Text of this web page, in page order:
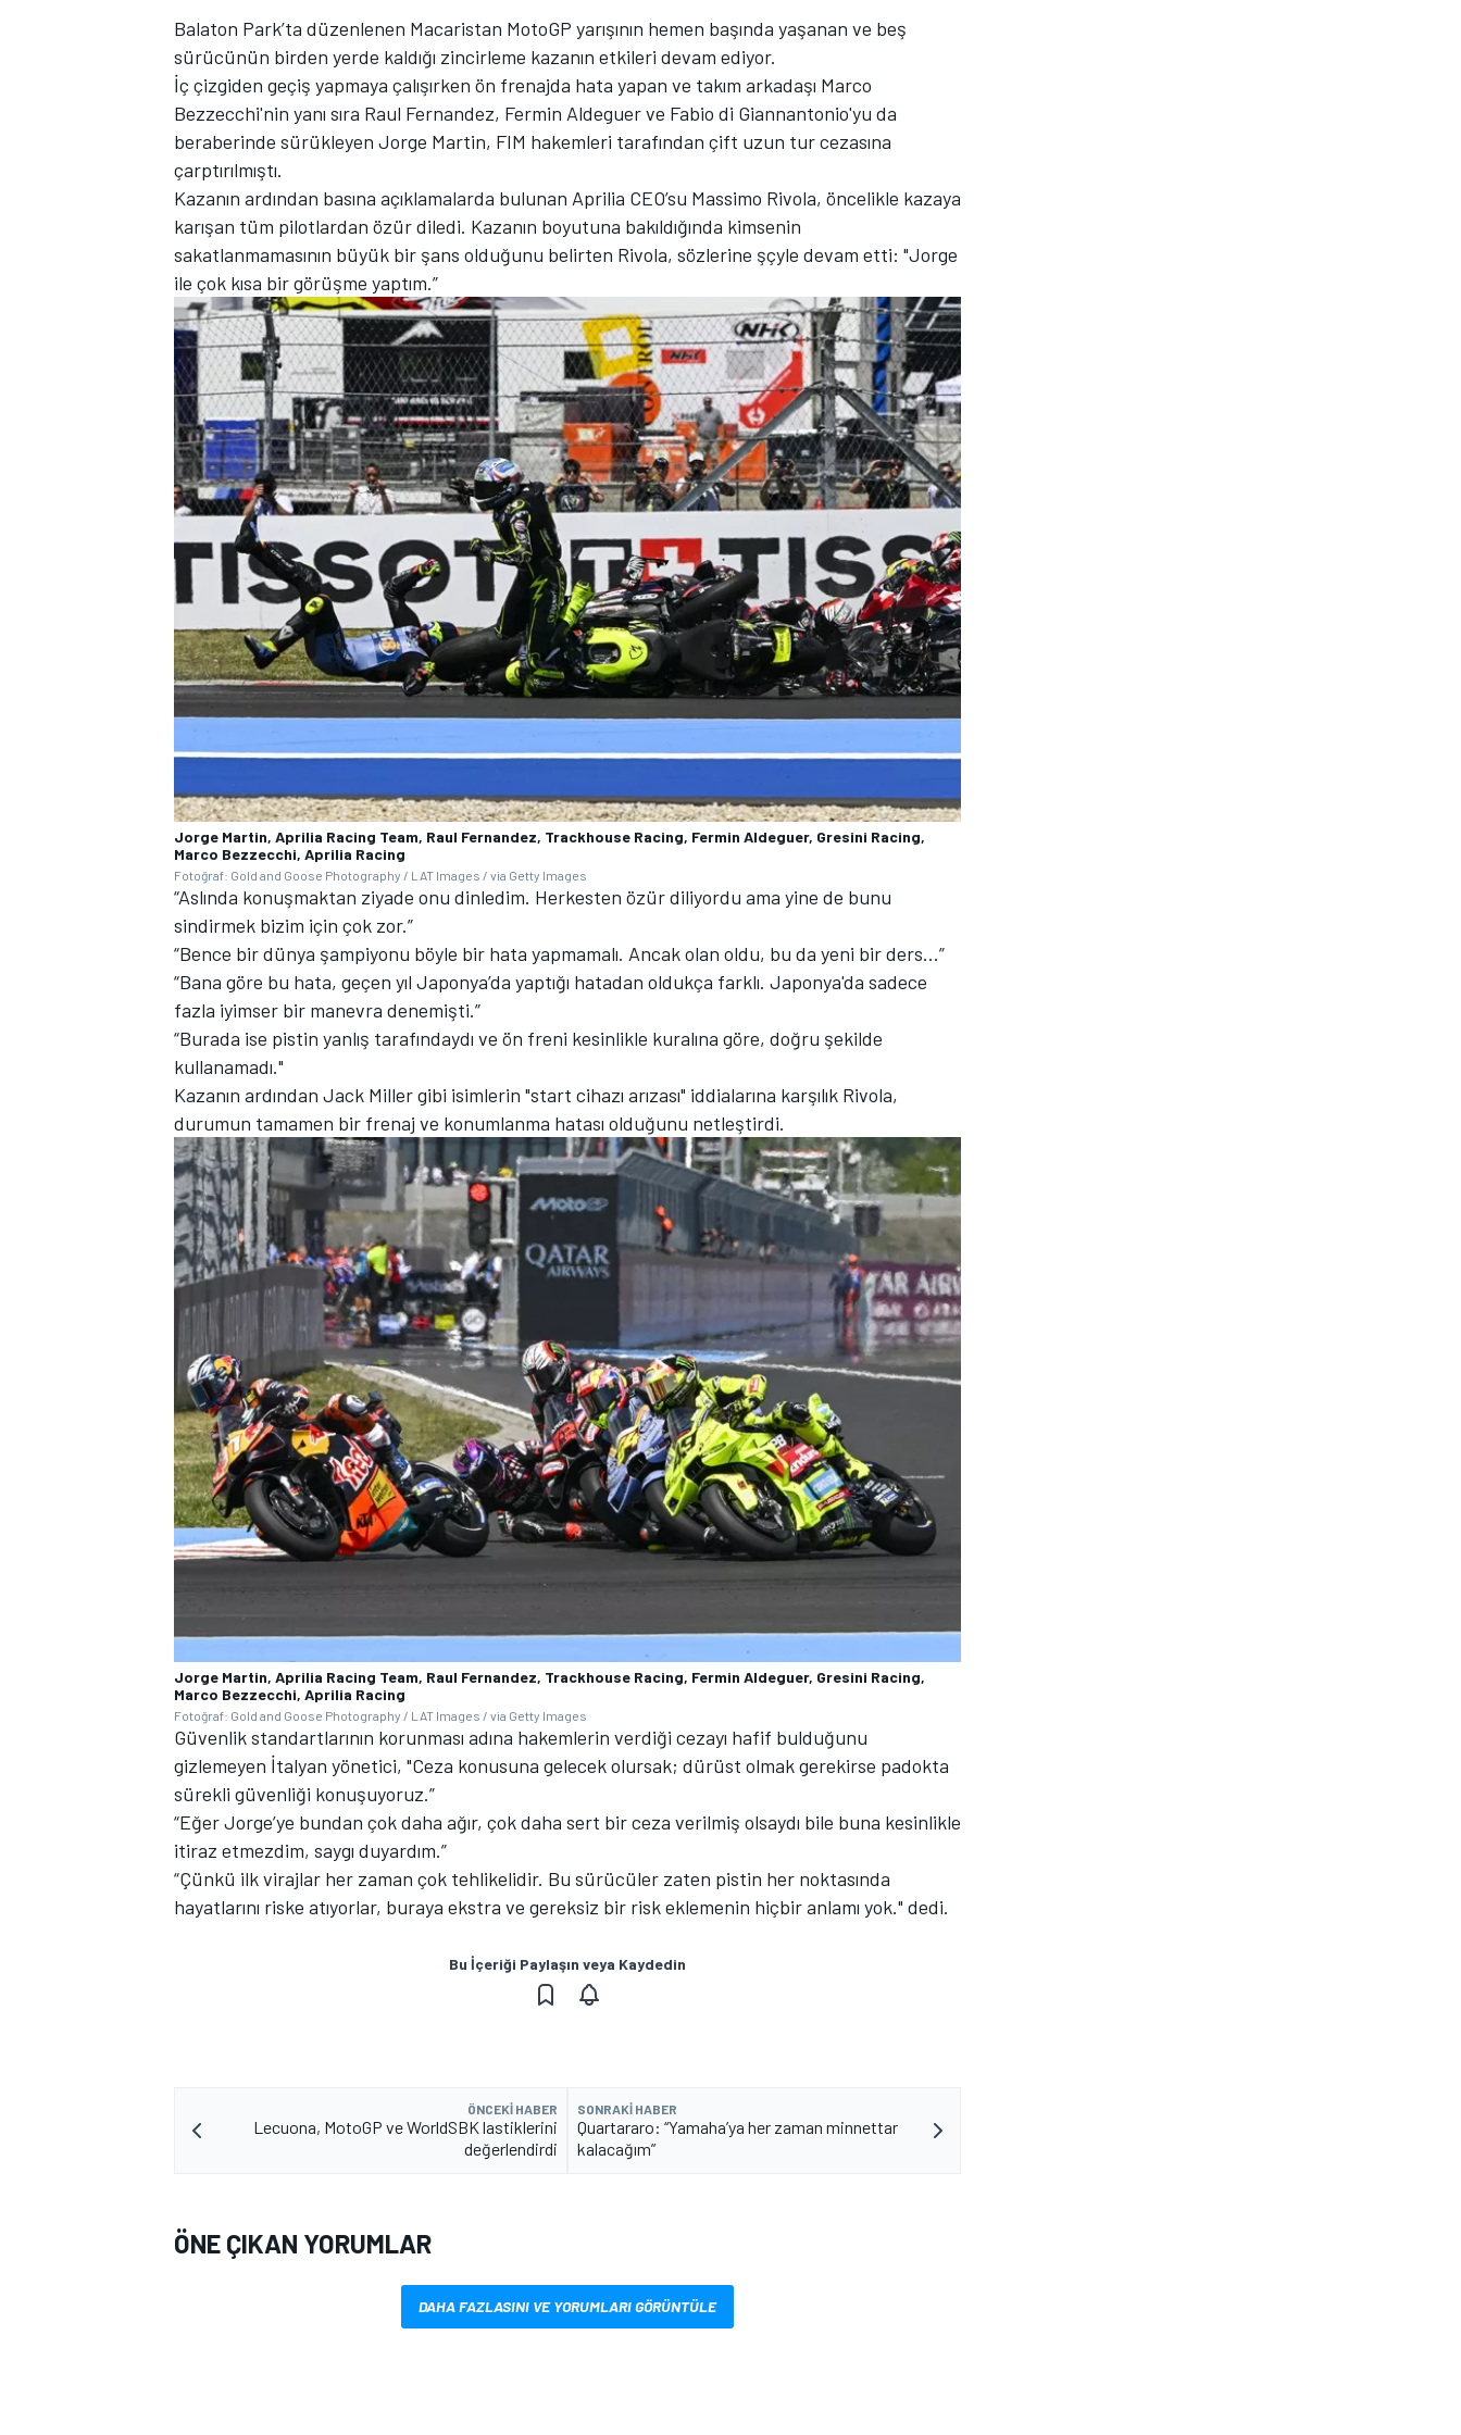
TÜRK SPORCULAR
MOTOSİKLET
Balaton Park’ta düzenlenen Macaristan MotoGP yarışının hemen başında yaşanan ve beş
sürücünün birden yerde kaldığı zincirleme kazanın etkileri devam ediyor.
İç çizgiden geçiş yapmaya çalışırken ön frenajda hata yapan ve takım arkadaşı Marco
Bezzecchi'nin yanı sıra Raul Fernandez, Fermin Aldeguer ve Fabio di Giannantonio'yu da
beraberinde sürükleyen Jorge Martin, FIM hakemleri tarafından çift uzun tur cezasına
çarptırılmıştı.
Kazanın ardından basına açıklamalarda bulunan Aprilia CEO’su Massimo Rivola, öncelikle kazaya
karışan tüm pilotlardan özür diledi. Kazanın boyutuna bakıldığında kimsenin
sakatlanmamasının büyük bir şans olduğunu belirten Rivola, sözlerine şçyle devam etti: "Jorge
ile çok kısa bir görüşme yaptım.”
Jorge Martin, Aprilia Racing Team, Raul Fernandez, Trackhouse Racing, Fermin Aldeguer, Gresini Racing,
Marco Bezzecchi, Aprilia Racing
Fotoğraf: Gold and Goose Photography / LAT Images / via Getty Images
“Aslında konuşmaktan ziyade onu dinledim. Herkesten özür diliyordu ama yine de bunu
sindirmek bizim için çok zor.”
“Bence bir dünya şampiyonu böyle bir hata yapmamalı. Ancak olan oldu, bu da yeni bir ders...”
“Bana göre bu hata, geçen yıl Japonya’da yaptığı hatadan oldukça farklı. Japonya'da sadece
fazla iyimser bir manevra denemişti.”
“Burada ise pistin yanlış tarafındaydı ve ön freni kesinlikle kuralına göre, doğru şekilde
kullanamadı."
Kazanın ardından Jack Miller gibi isimlerin "start cihazı arızası" iddialarına karşılık Rivola,
durumun tamamen bir frenaj ve konumlanma hatası olduğunu netleştirdi.
Jorge Martin, Aprilia Racing Team, Raul Fernandez, Trackhouse Racing, Fermin Aldeguer, Gresini Racing,
Marco Bezzecchi, Aprilia Racing
Fotoğraf: Gold and Goose Photography / LAT Images / via Getty Images
Güvenlik standartlarının korunması adına hakemlerin verdiği cezayı hafif bulduğunu
gizlemeyen İtalyan yönetici, "Ceza konusuna gelecek olursak; dürüst olmak gerekirse padokta
sürekli güvenliği konuşuyoruz.”
“Eğer Jorge’ye bundan çok daha ağır, çok daha sert bir ceza verilmiş olsaydı bile buna kesinlikle
itiraz etmezdim, saygı duyardım.”
“Çünkü ilk virajlar her zaman çok tehlikelidir. Bu sürücüler zaten pistin her noktasında
hayatlarını riske atıyorlar, buraya ekstra ve gereksiz bir risk eklemenin hiçbir anlamı yok." dedi.
Bu İçeriği Paylaşın veya Kaydedin
ÖNCEKI HABER
Lecuona, MotoGP ve WorldSBK lastiklerini
değerlendirdi
SONRAKI HABER
Quartararo: “Yamaha’ya her zaman minnettar
kalacağım”
ÖNE ÇIKAN YORUMLAR
DAHA FAZLASINI VE YORUMLARI GÖRÜNTÜLE